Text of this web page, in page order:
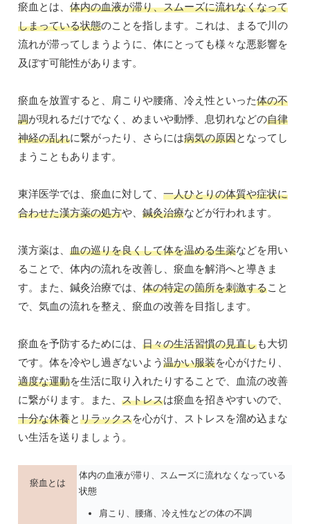
瘀血とは、 体内の血液が滞り、スムーズに流れなくなって
しまっている状態のことを指します。これは、まるで川の
流れが滞ってしまうように、体にとっても様々な悪影響を
及ぼす可能性があります。
瘀血を放置すると、肩こりや腰痛、冷え性といった体の不
調が現れるだけでなく、めまいや動悸、息切れなどの自律
神経の乱れに繋がったり、さらには病気の原因となってし
まうこともあります。
東洋医学では、瘀血に対して、 一人ひとりの体質や症状に
合わせた漢方薬の処方や、 鍼灸治療などが行われます。
漢方薬は、 血の巡りを良くして体を温める生薬などを用い
ることで、体内の流れを改善し、瘀血を解消へと導きま
す。また、鍼灸治療では、 体の特定の箇所を刺激すること
で、気血の流れを整え、瘀血の改善を目指します。
瘀血を予防するためには、 日々の生活習慣の見直しも大切
です。体を冷やし過ぎないよう 温かい服装を心がけたり、
適度な運動を生活に取り入れたりすることで、血流の改善
に繋がります。また、 ストレスは瘀血を招きやすいので、
十分な休養とリラックスを心がけ、ストレスを溜め込まな
い生活を送りましょう。
瘀血とは
体内の血液が滞り、スムーズに流れなくなっている
状態
肩こり、腰痛、冷え性などの体の不調